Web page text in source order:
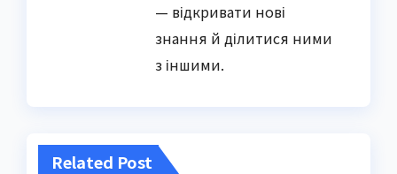
— відкривати нові
знання й ділитися ними
з іншими.
Related Post